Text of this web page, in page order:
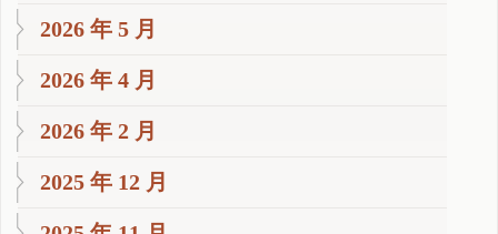
2026 年 5 月
2026 年 4 月
2026 年 2 月
2025 年 12 月